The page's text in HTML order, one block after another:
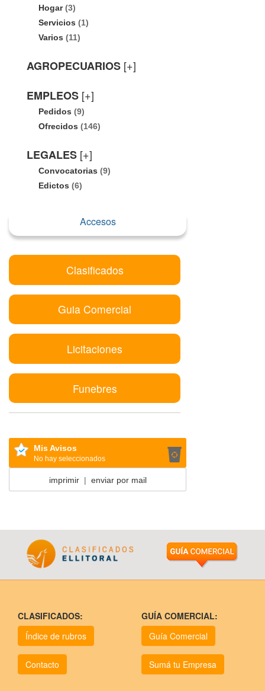
Hogar(3)
Servicios (1)
Varios (11)
AGROPECUARIOS [+]
EMPLEOS [+]
Pedidos (9)
Ofrecidos (146)
LEGALES [+]
Convocatorias (9)
Edictos (6)
Accesos
Clasificados
Guia Comercial
Licitaciones
Funebres
Mis Avisos
No hay seleccionados
imprimir| enviar por mail
CLASIFICADOS:
Índice de rubros
Contacto
GUÍA COMERCIAL:
Guía Comercial
Sumá tu Empresa